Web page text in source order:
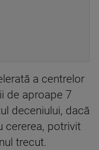
a centrelor
de aproape 7
deceniului, dacă
cererea, potrivit
trecut.